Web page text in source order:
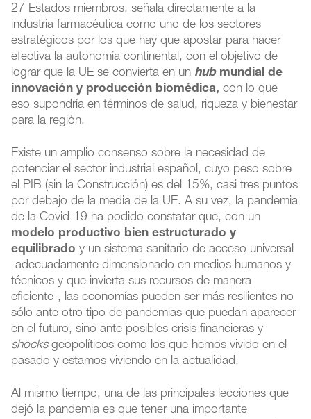
27 Estados miembros, señala directamente a la
industria farmacéutica como uno de los sectores
estratégicos por los que hay que apostar para hacer
efectiva la autonomía continental, con el objetivo de
lograr que la UE se convierta en un hubmundial de
innovación y producción biomédica, con lo que
eso supondría en términos de salud, riqueza y bienestar
para la región.
Existe un amplio consenso sobre la necesidad de
potenciar el sector industrial español, cuyo peso sobre
el PIB (sin la Construcción) es del 15%, casi tres puntos
por debajo de la media de la UE. A su vez, la pandemia
de la Covid-19 ha podido constatar que, con un
modelo productivo bien estructurado y
equilibrado y un sistema sanitario de acceso universal
-adecuadamente dimensionado en medios humanos y
técnicos y que invierta sus recursos de manera
eficiente-, las economías pueden ser más resilientes no
sólo ante otro tipo de pandemias que puedan aparecer
en el futuro, sino ante posibles crisis financieras y
shocksgeopolíticos como los que hemos vivido en el
pasado y estamos viviendo en la actualidad.
Al mismo tiempo, una de las principales lecciones que
dejó la pandemia es que tener una importante